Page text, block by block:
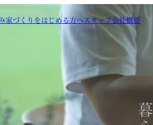
家づくりをはじめる方へ スタッフ会社概要